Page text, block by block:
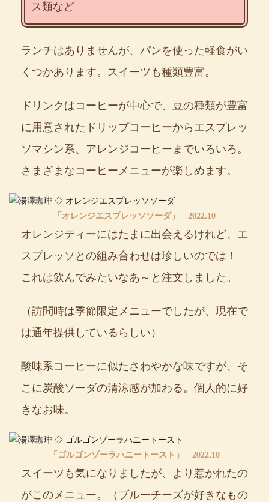
ス類など
ランチはありませんが、パンを使った軽食がい
くつかあります。スイーツも種類豊富。
ドリンクはコーヒーが中心で、豆の種類が豊富
に用意されたドリップコーヒーからエスプレッ
ソマシン系、アレンジコーヒーまでいろいろ。
さまざまなコーヒーメニューが楽しめます。
「オレンジエスプレッソソーダ」 2022.10
オレンジティーにはたまに出会えるけれど、エ
スプレッソとの組み合わせは珍しいのでは！
これは飲んでみたいなあ～と注文しました。
（訪問時は季節限定メニューでしたが、現在で
は通年提供しているらしい）
酸味系コーヒーに似たさわやかな味ですが、そ
こに炭酸ソーダの清涼感が加わる。個人的に好
きなお味。
「ゴルゴンゾーラハニートースト」 2022.10
スイーツも気になりましたが、より惹かれたの
がこのメニュー。（ブルーチーズが好きなもの